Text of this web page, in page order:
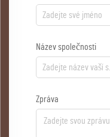
Název společnosti
Zpráva